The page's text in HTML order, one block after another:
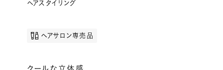
ヘアスタイリング
ヘアサロン専売品